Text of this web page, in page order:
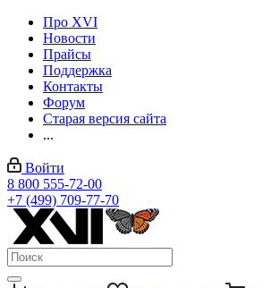
Про XVI
Новости
Прайсы
Поддержка
Контакты
Форум
Старая версия сайта
...
Войти
8 800 555-72-00
+7 (499) 709-77-70